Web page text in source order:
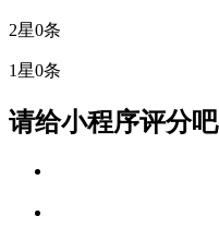
2星0条
1星0条
请给小程序评分吧